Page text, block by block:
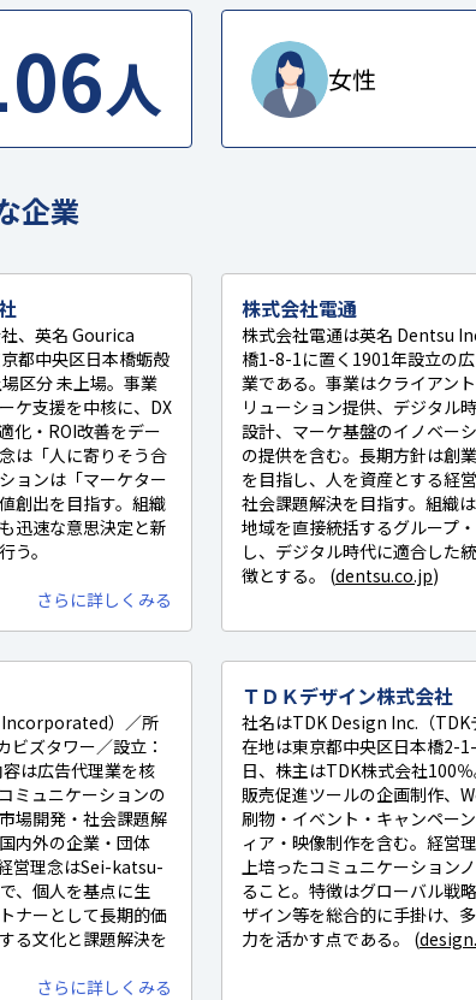
人 女性
企業
、英名 Gourica
都中央区日本橋蛎殻
区分 未上場。事業
ケ支援を中核に、DX
化・ROI改善をデー
は「人に寄りそう合
ョンは「マーケター
創出を目指す。組織
迅速な意思決定と新
う。
さらに詳しくみる
株式会社電通
株式会社電通は英名 Dentsu
橋1-8-1に置く1901年設立の
業である。事業はクライアン
リューション提供、デジタル
設計、マーケ基盤のイノベー
の提供を含む。長期方針は創
を目指し、人を資産とする経
社会課題解決を目指す。組織
地域を直接統括するグループ
し、デジタル時代に適合した
徴とする。 (dentsu.co.jp)
Incorporated）／所
ズタワー／設立：
は広告代理業を核
ミュニケーションの
場開発・社会課題解
内外の企業・団体
営理念はSei-katsu-
、個人を基点に生
ナーとして長期的価
る文化と課題解決を
さらに詳しくみる
ＴＤＫデザイン株式会社
社名はTDK Design Inc.（TDK
在地は東京都中央区日本橋2-
日、株主はTDK株式会社100
販売促進ツールの企画制作、
刷物・イベント・キャンペー
ィア・映像制作を含む。経営
上培ったコミュニケーション
ること。特徴はグローバル戦
ザイン等を総合的に手掛け、
力を活かす点である。 (